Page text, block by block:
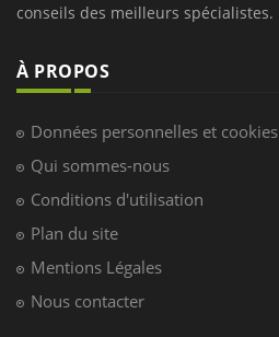
conseils des meilleurs spécialistes.
À PROPOS
Données personnelles et cookies
Qui sommes-nous
Conditions d'utilisation
Plan du site
Mentions Légales
Nous contacter